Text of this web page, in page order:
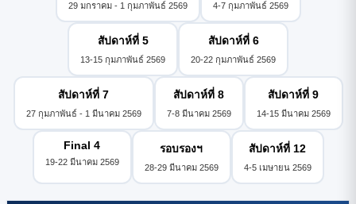
29 มกราคม - 1 กุมภาพันธ์ 2569 4-7 กุมภาพันธ์ 2569
สัปดาห์ที่ 5
13-15 กุมภาพันธ์ 2569
สัปดาห์ที่ 6
20-22 กุมภาพันธ์ 2569
สัปดาห์ที่ 7
27 กุมภาพันธ์ - 1 มีนาคม 2569
สัปดาห์ที่ 8
7-8 มีนาคม 2569
สัปดาห์ที่ 9
14-15 มีนาคม 2569
Final 4
19-22 มีนาคม 2569
รอบรองฯ
28-29 มีนาคม 2569
สัปดาห์ที่ 12
4-5 เมษายน 2569